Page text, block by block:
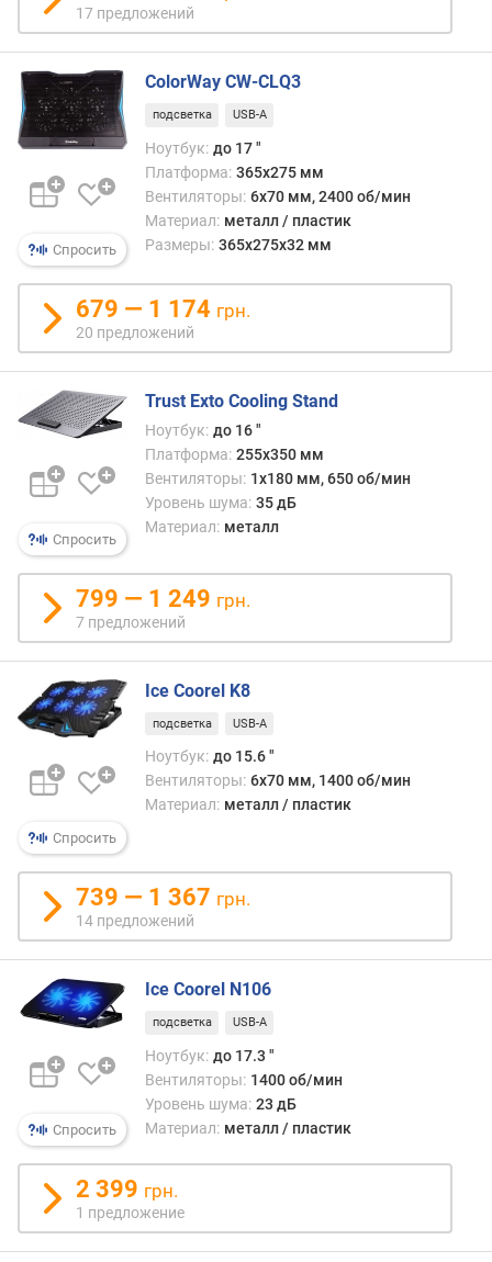
р
е
д
л
о
ж
е
и
м
а
к
с
и
м
а
ь
н
е
о
о
ы
(
б
/
и
н
к
с
.
о
з
у
ш
н
ы
й
п
17 предложений
Спросить
ColorWay CW-CLQ3
подсветка USB-A
Ноутбук: до 17 "
Платформа: 365х275 мм
Вентиляторы: 6х70 мм, 2400 об/мин
Материал: металл / пластик
Размеры: 365х275х32 мм
679 — 1 174 грн.
20 предложений
Спросить
Trust Exto Cooling Stand
Ноутбук: до 16 "
Платформа: 255x350 мм
Вентиляторы: 1x180 мм, 650 об/мин
Уровень шума: 35 дБ
Материал: металл
799 — 1 249 грн.
7 предложений
Спросить
Ice Coorel K8
подсветка USB-A
Ноутбук: до 15.6 "
Вентиляторы: 6х70 мм, 1400 об/мин
Материал: металл / пластик
739 — 1 367 грн.
14 предложений
Спросить
Ice Coorel N106
подсветка USB-A
Ноутбук: до 17.3 "
Вентиляторы: 1400 об/мин
Уровень шума: 23 дБ
Материал: металл / пластик
2 399 грн.
1 предложение